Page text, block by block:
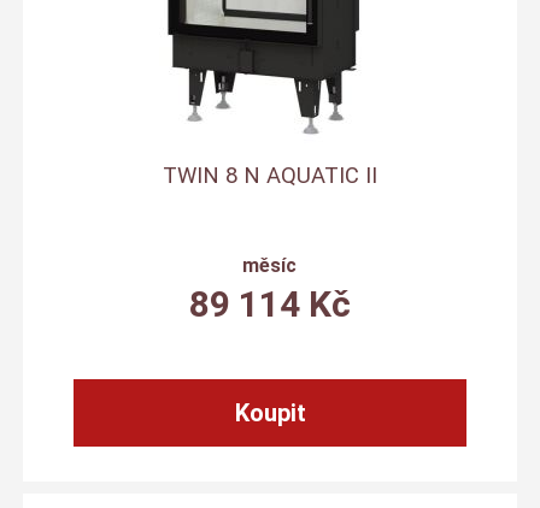
TWIN 8 N AQUATIC II
měsíc
89 114 Kč